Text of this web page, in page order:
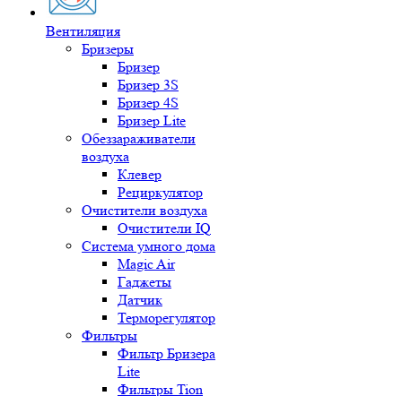
Вентиляция
Бризеры
Бризер
Бризер 3S
Бризер 4S
Бризер Lite
Обеззараживатели
воздуха
Клевер
Рециркулятор
Очистители воздуха
Очистители IQ
Система умного дома
Magic Air
Гаджеты
Датчик
Терморегулятор
Фильтры
Фильтр Бризера
Lite
Фильтры Tion